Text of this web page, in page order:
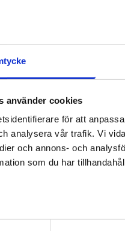
använder cookies
för att
analysera vår trafik. Vi
och annons- och
som du har
av